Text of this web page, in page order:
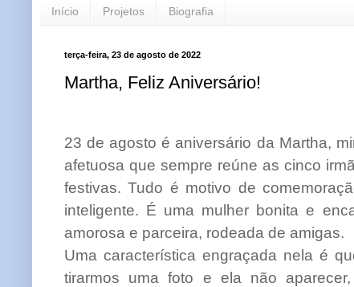
Início Projetos Biografia
terça-feira, 23 de agosto de 2022
Martha, Feliz Aniversário!
23 de agosto é aniversário da Martha,
afetuosa que sempre reúne as cinco
festivas. Tudo é motivo de
inteligente. É uma mulher bonita e
amorosa e parceira, rodeada de amigas.
Uma característica engraçada nela é
tirarmos uma foto e ela não